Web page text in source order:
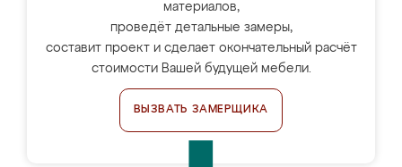
материалов,
проведёт детальные замеры,
составит проект и сделает окончательный расчёт
стоимости Вашей будущей мебели.
ВЫЗВАТЬ ЗАМЕРЩИКА